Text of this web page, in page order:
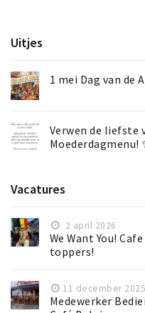
Uitjes
1 mei Dag van de
Verwen de liefste
Moederdagmenu!
Vacatures
2 april 2026
We Want You!
toppers!
11 december 2025
Medewerker